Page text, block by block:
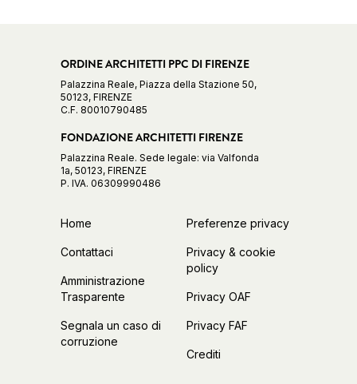
ORDINE ARCHITETTI PPC DI FIRENZE
Palazzina Reale, Piazza della Stazione 50,
50123, FIRENZE
C.F. 80010790485
FONDAZIONE ARCHITETTI FIRENZE
Palazzina Reale. Sede legale: via Valfonda
1a, 50123, FIRENZE
P. IVA. 06309990486
Home
Contattaci
Amministrazione
Trasparente
Segnala un caso di
corruzione
Preferenze privacy
Privacy & cookie
policy
Privacy OAF
Privacy FAF
Crediti